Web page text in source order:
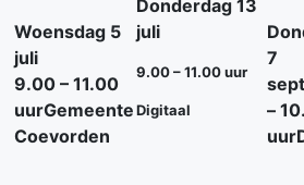
Woensdag 5
juli
9.00 – 11.00
uurGemeente
Coevorden
Donderdag 13
juli
9.00 – 11.00 uur
Digitaal
7
–
uur